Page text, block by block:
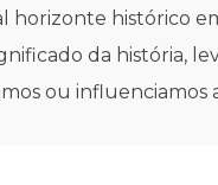
horizonte histórico
da história,
ou influenciamos